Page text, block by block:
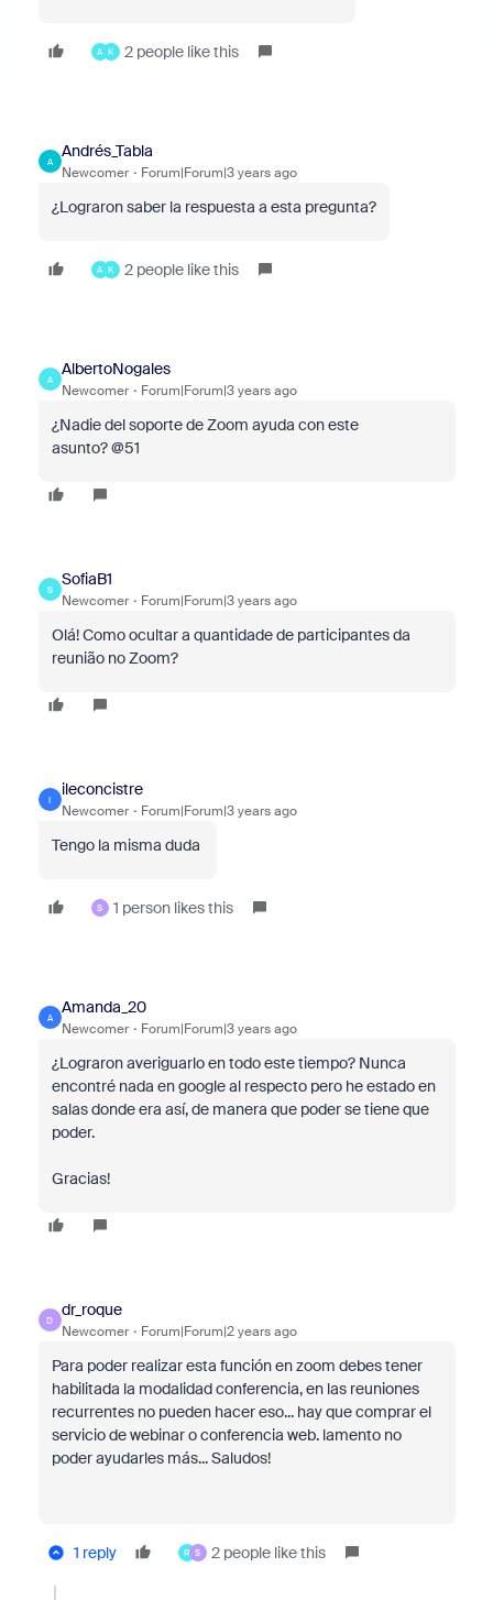
A K 2 people like this
A
Andrés_Tabla
Newcomer Forum|Forum|3 years ago
¿Lograron saber la respuesta a esta pregunta?
A K 2 people like this
A
AlbertoNogales
Newcomer Forum|Forum|3 years ago
¿Nadie del soporte de Zoom ayuda con este
asunto? @51
S
SofiaB1
Newcomer Forum|Forum|3 years ago
Olá! Como ocultar a quantidade de participantes da
reunião no Zoom?
I
ileconcistre
Newcomer Forum|Forum|3 years ago
Tengo la misma duda
S 1 person likes this
A
Amanda_20
Newcomer Forum|Forum|3 years ago
¿Lograron averiguarlo en todo este tiempo? Nunca
encontré nada en google al respecto pero he estado en
salas donde era así, de manera que poder se tiene que
poder.
Gracias!
D
dr_roque
Newcomer Forum|Forum|2 years ago
Para poder realizar esta función en zoom debes tener
habilitada la modalidad conferencia, en las reuniones
recurrentes no pueden hacer eso... hay que comprar el
servicio de webinar o conferencia web. lamento no
poder ayudarles más... Saludos!
1 reply R S 2 people like this